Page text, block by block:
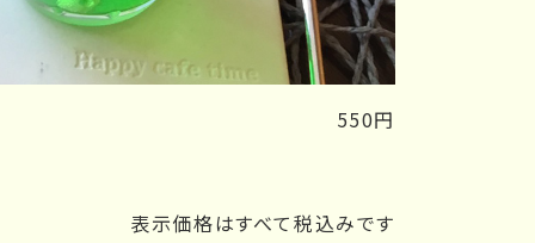
550円
表示価格はすべて税込みです